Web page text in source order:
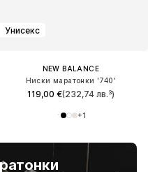
Унисекс
NEW BALANCE
Ниски маратонки '740'
119,00 €(232,74 лв.³)
+1